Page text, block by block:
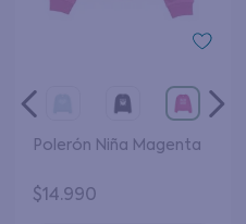
Polerón Niña Magenta
$14.990